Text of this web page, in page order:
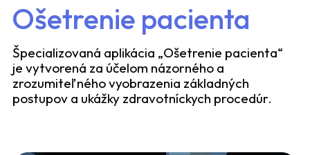
Ošetrenie pacienta
Špecializovaná aplikácia „Ošetrenie pacienta“
je vytvorená za účelom názorného a
zrozumiteľného vyobrazenia základných
postupov a ukážky zdravotníckych procedúr.